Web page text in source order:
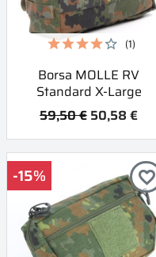
Borsa MOLLE RV
Standard X-Large
59,50 € 50,58 €
(1)
-15% favorite_border